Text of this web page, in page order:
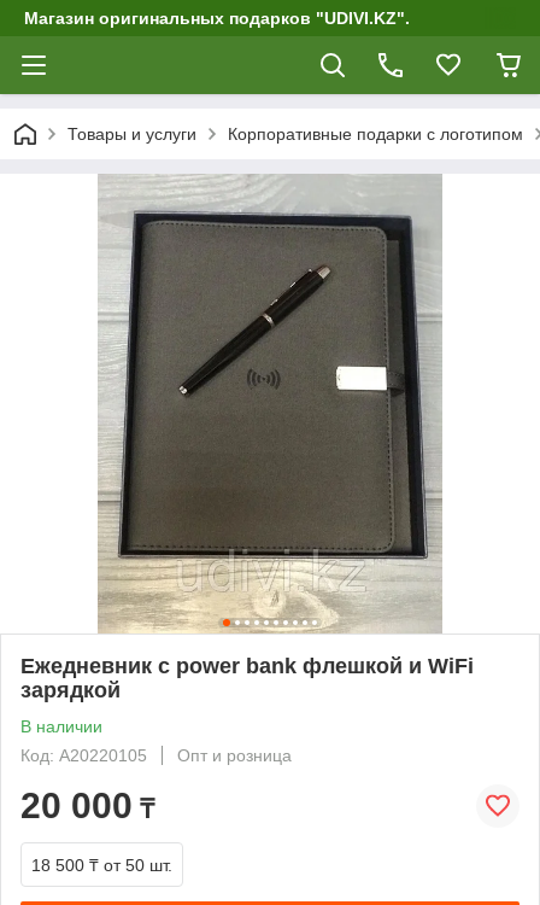
Магазин оригинальных подарков "UDIVI.KZ".
Товары и услуги Корпоративные подарки c логотипом
Ежедневник с power bank флешкой и WiFi
зарядкой
В наличии
Код: A20220105
Опт и розница
20 000 ₸
18 500 ₸ от 50 шт.